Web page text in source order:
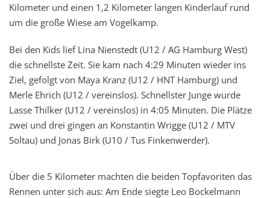
Kilometer und einen 1,2 Kilometer langen Kinderlauf rund
um die große Wiese am Vogelkamp.
Bei den Kids lief Lina Nienstedt (U12 / AG Hamburg West)
die schnellste Zeit. Sie kam nach 4:29 Minuten wieder ins
Ziel, gefolgt von Maya Kranz (U12 / HNT Hamburg) und
Merle Ehrich (U12 / vereinslos). Schnellster Junge wurde
Lasse Thilker (U12 / vereinslos) in 4:05 Minuten. Die Plätze
zwei und drei gingen an Konstantin Wrigge (U12 / MTV
Soltau) und Jonas Birk (U10 / Tus Finkenwerder).
Über die 5 Kilometer machten die beiden Topfavoriten das
Rennen unter sich aus: Am Ende siegte Leo Bockelmann